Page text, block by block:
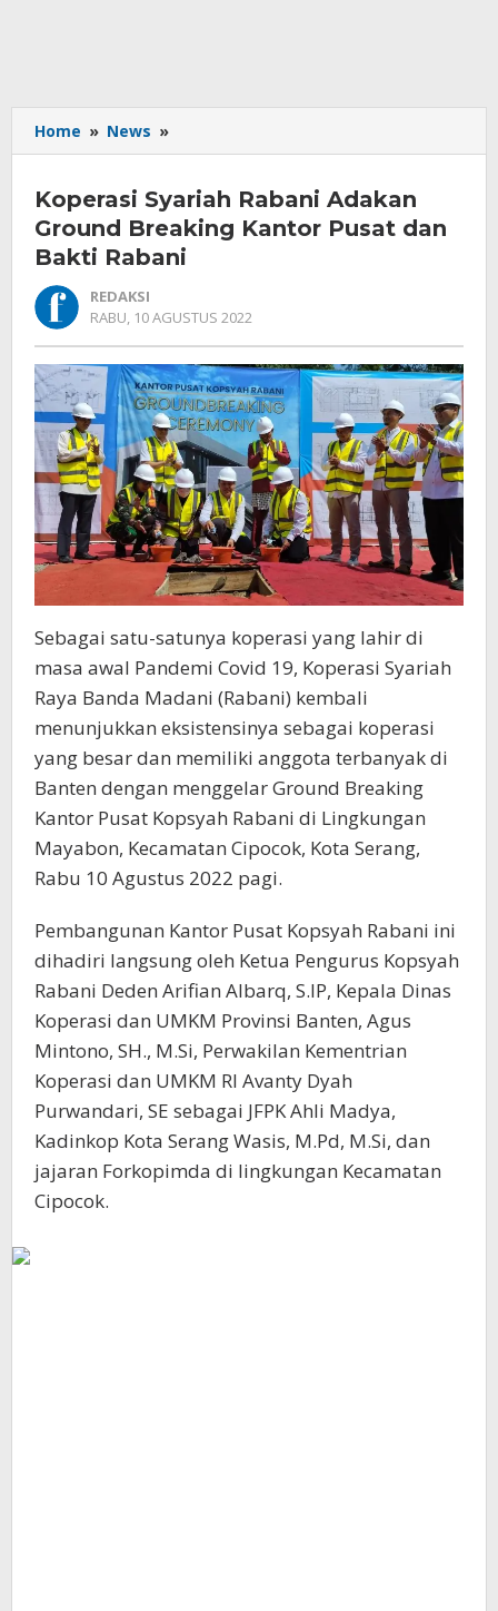
Home » News »
Syariah
Adakan
Ground
Breaking
Kantor
dan
Bakti
Rabani
Koperasi Syariah Rabani Adakan
Ground Breaking Kantor Pusat dan
Bakti Rabani
REDAKSI
RABU, 10 AGUSTUS 2022
Sebagai satu-satunya koperasi yang lahir di
masa awal Pandemi Covid 19, Koperasi Syariah
Raya Banda Madani (Rabani) kembali
menunjukkan eksistensinya sebagai koperasi
yang besar dan memiliki anggota terbanyak di
Banten dengan menggelar Ground Breaking
Kantor Pusat Kopsyah Rabani di Lingkungan
Mayabon, Kecamatan Cipocok, Kota Serang,
Rabu 10 Agustus 2022 pagi.
Pembangunan Kantor Pusat Kopsyah Rabani ini
dihadiri langsung oleh Ketua Pengurus Kopsyah
Rabani Deden Arifian Albarq, S.IP, Kepala Dinas
Koperasi dan UMKM Provinsi Banten, Agus
Mintono, SH., M.Si, Perwakilan Kementrian
Koperasi dan UMKM RI Avanty Dyah
Purwandari, SE sebagai JFPK Ahli Madya,
Kadinkop Kota Serang Wasis, M.Pd, M.Si, dan
jajaran Forkopimda di lingkungan Kecamatan
Cipocok.